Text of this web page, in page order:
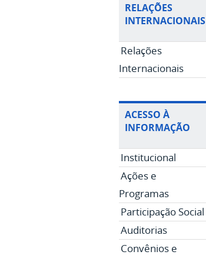
RELAÇÕES
INTERNACIONAIS
Relações
Internacionais
ACESSO À
INFORMAÇÃO
Institucional
Ações e
Programas
Participação Social
Auditorias
Convênios e